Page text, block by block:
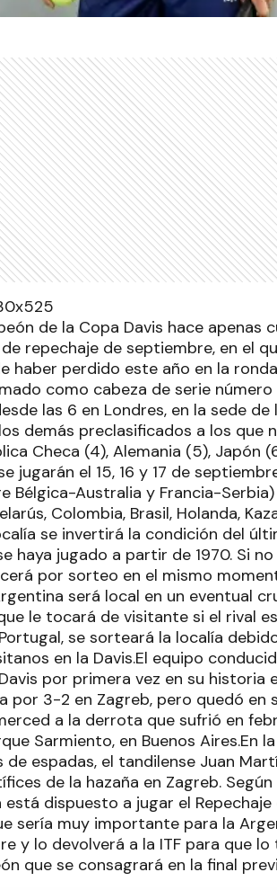
de la Copa Davis hace apenas
repechaje de septiembre, en el
haber perdido este año en la
como cabeza de serie
las 6 en Londres, en la sede
demás preclasificados a los que
Checa (4), Alemania (5), Japón
jugarán el 15, 16 y 17 de
Bélgica-Australia y Francia-
Colombia, Brasil, Holanda,
se invertirá la condición del
haya jugado a partir de 1970. Si
por sorteo en el mismo
será local en un eventual
le tocará de visitante si el rival
se sorteará la localía
en la Davis.El equipo
por primera vez en su historia
por 3-2 en Zagreb, pero quedó en
a la derrota que sufrió en
Sarmiento, en Buenos Aires.En
espadas, el tandilense Juan
de la hazaña en Zagreb.
dispuesto a jugar el
sería muy importante para la
y lo devolverá a la ITF para que
que se consagrará en la final